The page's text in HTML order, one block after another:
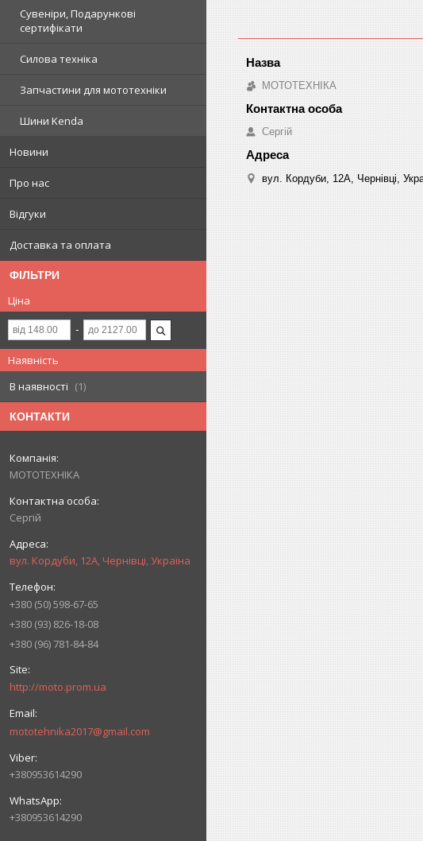
Сувеніри, Подарункові
сертифікати
Силова техніка
Запчастини для мототехніки
Шини Kenda
Новини
Про нас
Відгуки
Доставка та оплата
ФІЛЬТРИ
Ціна
Наявність
В наявності
1
КОНТАКТИ
МОТОТЕХНІКА
Сергій
вул. Кордуби, 12А, Чернівці, Україна
+380 (50) 598-67-65
+380 (93) 826-18-08
+380 (96) 781-84-84
http://moto.prom.ua
mototehnika2017@gmail.com
+380953614290
+380953614290
МОТОТЕХНІКА
Сергій
вул. Кордуби, 12А, Чернівці,